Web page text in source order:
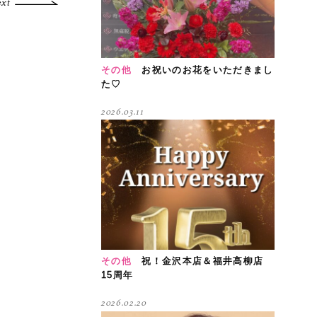
その他
お祝いのお花をいただきまし
た♡
その他
祝！金沢本店＆福井高柳店
15周年
2026.03.11
2026.02.20